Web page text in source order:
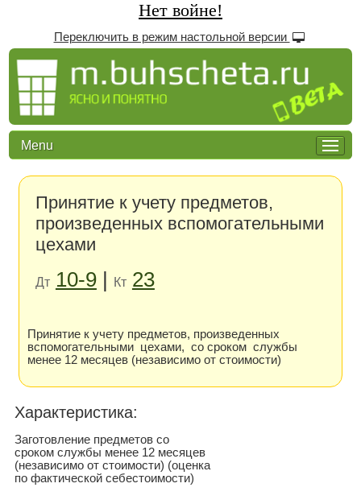
Нет войне!
Переключить в режим настольной версии
Menu
Принятие к учету предметов,
произведенных вспомогательными
цехами
Дт 10-9| Кт 23
Принятие к учету предметов, произведенных
вспомогательными цехами, со сроком службы
менее 12 месяцев (независимо от стоимости)
Xарактеристика:
Заготовление предметов со
сроком службы менее 12 месяцев
(независимо от стоимости) (оценка
по фактической себестоимости)